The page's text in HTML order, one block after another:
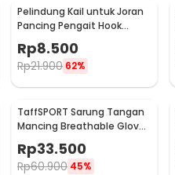
Pelindung Kail untuk Joran
Pancing Pengait Hook
Keeper 10 PCS
Rp8.500
Rp21.900 62%
TaffSPORT Sarung Tangan
Mancing Breathable Glove
Half Finger 1 Pair - DW-GRTX
Rp33.500
Rp60.900 45%